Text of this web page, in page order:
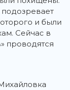
и были
Сейчас в
проводятся